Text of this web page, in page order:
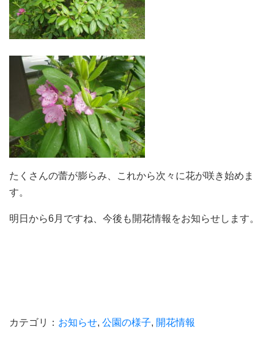
たくさんの蕾が膨らみ、これから次々に花が咲き始めま
す。
明日から6月ですね、今後も開花情報をお知らせします。
カテゴリ： お知らせ, 公園の様子, 開花情報